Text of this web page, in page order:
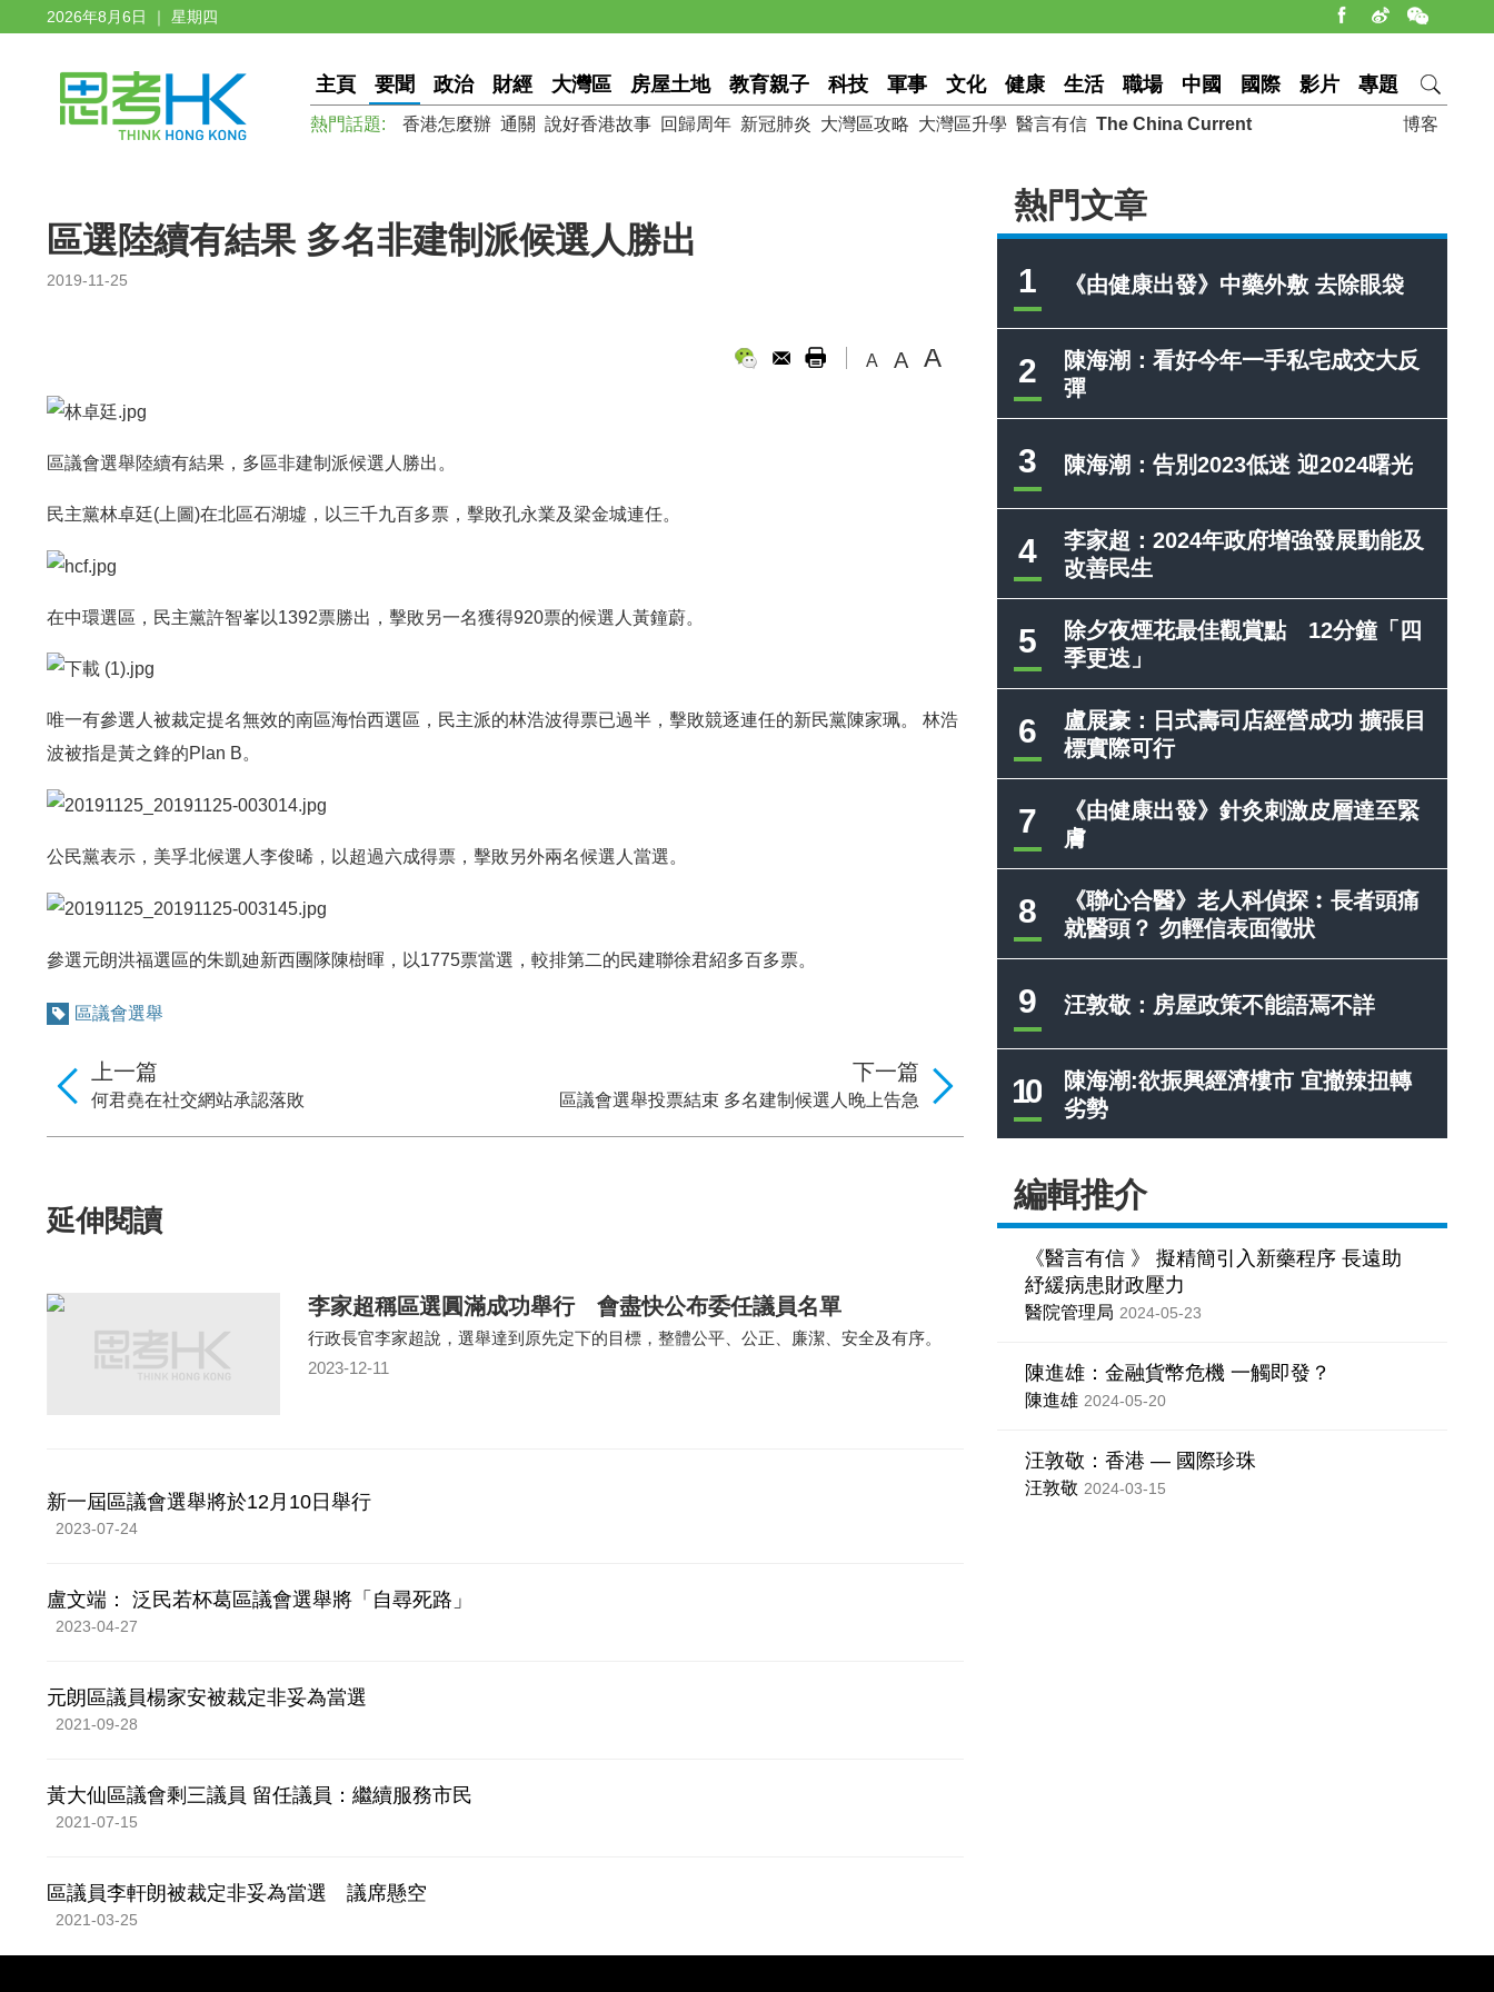
2026年8月6日 ｜ 星期四
主頁 要聞 政治 財經 大灣區 房屋土地 教育親子 科技 軍事 文化 健康 生活 職場 中國 國際 影片 專題
博客
熱門話題: 香港怎麼辦 通關 說好香港故事 回歸周年 新冠肺炎 大灣區攻略 大灣區升學 醫言有信 The China Current
熱門文章
1 《由健康出發》中藥外敷 去除眼袋
2
陳海潮：看好今年一手私宅成交大反
彈
3 陳海潮：告別2023低迷 迎2024曙光
4
李家超：2024年政府增強發展動能及
改善民生
5
除夕夜煙花最佳觀賞點 12分鐘「四
季更迭」
6
盧展豪：日式壽司店經營成功 擴張目
標實際可行
7
《由健康出發》針灸刺激皮層達至緊
膚
8
《聯心合醫》老人科偵探︰長者頭痛
就醫頭？ 勿輕信表面徵狀
9 汪敦敬：房屋政策不能語焉不詳
10
陳海潮:欲振興經濟樓市 宜撤辣扭轉
劣勢
編輯推介
《醫言有信 》 擬精簡引入新藥程序 長遠助
紓緩病患財政壓力
醫院管理局 2024-05-23
陳進雄：金融貨幣危機 一觸即發？
陳進雄 2024-05-20
汪敦敬：香港 — 國際珍珠
汪敦敬 2024-03-15
區選陸續有結果 多名非建制派候選人勝出
2019-11-25
A A A
區議會選舉陸續有結果，多區非建制派候選人勝出。
民主黨林卓廷(上圖)在北區石湖墟，以三千九百多票，擊敗孔永業及梁金城連任。
在中環選區，民主黨許智峯以1392票勝出，擊敗另一名獲得920票的候選人黃鐘蔚。
唯一有參選人被裁定提名無效的南區海怡西選區，民主派的林浩波得票已過半，擊敗競逐連任的新民黨陳家珮。 林浩
波被指是黃之鋒的Plan B。
公民黨表示，美孚北候選人李俊晞，以超過六成得票，擊敗另外兩名候選人當選。
參選元朗洪福選區的朱凱廸新西團隊陳樹暉，以1775票當選，較排第二的民建聯徐君紹多百多票。
區議會選舉
下一篇
區議會選舉投票結束 多名建制候選人晚上告急
上一篇
何君堯在社交網站承認落敗
延伸閱讀
李家超稱區選圓滿成功舉行 會盡快公布委任議員名單
行政長官李家超說，選舉達到原先定下的目標，整體公平、公正、廉潔、安全及有序。
2023-12-11
新一屆區議會選舉將於12月10日舉行
2023-07-24
盧文端： 泛民若杯葛區議會選舉將「自尋死路」
2023-04-27
元朗區議員楊家安被裁定非妥為當選
2021-09-28
黃大仙區議會剩三議員 留任議員：繼續服務市民
2021-07-15
區議員李軒朗被裁定非妥為當選 議席懸空
2021-03-25